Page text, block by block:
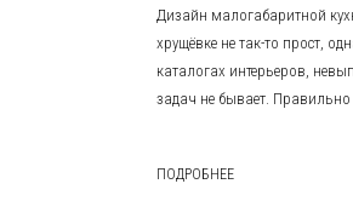
Дизайн малогабаритной
хрущёвке не так-то прост,
каталогах интерьеров,
задач не бывает.
ПОДРОБНЕЕ